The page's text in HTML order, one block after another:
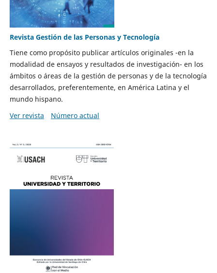
Revista Gestión de las Personas y Tecnología
Tiene como propósito publicar artículos originales -en la
modalidad de ensayos y resultados de investigación- en los
ámbitos o áreas de la gestión de personas y de la tecnología
desarrollados, preferentemente, en América Latina y el
mundo hispano.
Ver revista
Número actual